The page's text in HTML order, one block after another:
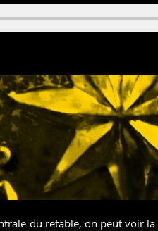
du retable, on peut voir